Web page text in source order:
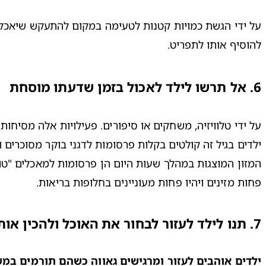
להוסיף אותו לתפריט.
6. אל תרשו לילד לאכול בזמן שדעתו מוסחת
פחות מזינים ויהיו פחות מעוניינים בחלופות בריאות.
7. תנו לילד לעזור לבחור את האוכל ולהכין אותו
ילדים אוהבים לעזור ומרגישים גאווה כשהם תורמים